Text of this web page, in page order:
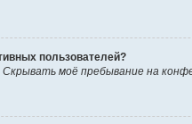
пользователей?
Скрывать моё пребывание на